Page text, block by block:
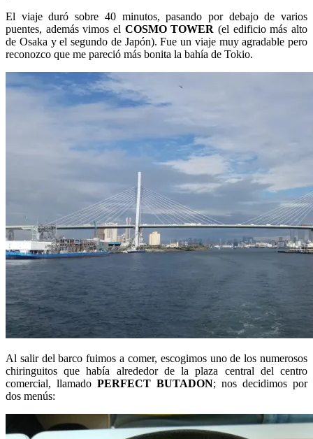
El viaje duró sobre 40 minutos, pasando por debajo de varios
puentes, además vimos el COSMO TOWER (el edificio más alto
de Osaka y el segundo de Japón). Fue un viaje muy agradable pero
reconozco que me pareció más bonita la bahía de Tokio.
Al salir del barco fuimos a comer, escogimos uno de los numerosos
chiringuitos que había alrededor de la plaza central del centro
comercial, llamado PERFECT BUTADON; nos decidimos por
dos menús: